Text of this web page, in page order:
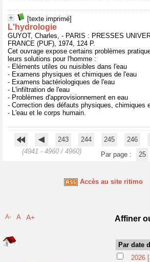
[texte imprimé]
L'hydrologie
GUYOT, Charles, - PARIS : PRESSES
FRANCE (PUF), 1974, 124 P.
Cet ouvrage expose certains problèmes
leurs solutions pour l'homme :
- Eléments utiles ou nuisibles dans l'eau
- Examens physiques et chimiques de l'eau
- Examens bactériologiques de l'eau
- L'infiltration de l'eau
- Problèmes d'approvisionnement en eau
- Correction des défauts physiques, chimiques
- L'eau et le corps humain.
243 244 245 246
(4941 - 4960 / 4960)
Par page : 25
Accès au site ritimo
A- A A+ Affiner
Par date
2026